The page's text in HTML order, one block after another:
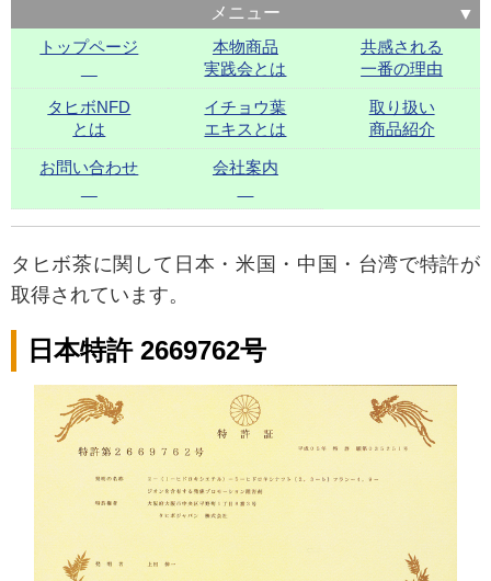
メニュー
トップページ
本物商品
実践会とは
共感される
一番の理由
タヒボNFD
とは
イチョウ葉
エキスとは
取り扱い
商品紹介
お問い合わせ 会社案内
タヒボ茶に関して日本・米国・中国・台湾で特許が
取得されています。
日本特許 2669762号